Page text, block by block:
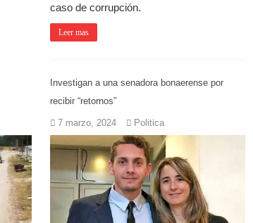
caso de corrupción.
Leer mas
Investigan a una senadora bonaerense por
recibir “retornos”
7 marzo, 2024 Politica